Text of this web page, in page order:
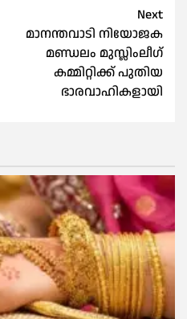
Next
മാനന്തവാടി നിയോജക
മണ്ഡലം മുസ്ലിംലീഗ്
കമ്മിറ്റിക്ക് പുതിയ
ഭാരവാഹികളായി